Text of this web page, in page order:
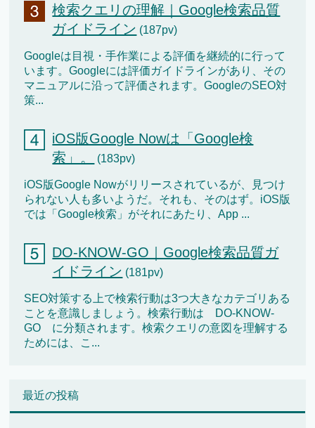
検索クエリの理解｜Google検索品質
ガイドライン (187pv)
Googleは目視・手作業による評価を継続的に行って
います。Googleには評価ガイドラインがあり、その
マニュアルに沿って評価されます。GoogleのSEO対
策...
iOS版Google Nowは「Google検
索」。
(183pv)
iOS版Google Nowがリリースされているが、見つけ
られない人も多いようだ。それも、そのはず。iOS版
では「Google検索」がそれにあたり、App ...
DO-KNOW-GO｜Google検索品質ガ
イドライン (181pv)
SEO対策する上で検索行動は3つ大きなカテゴリある
ことを意識しましょう。検索行動は DO-KNOW-
GO に分類されます。検索クエリの意図を理解する
ためには、こ...
最近の投稿